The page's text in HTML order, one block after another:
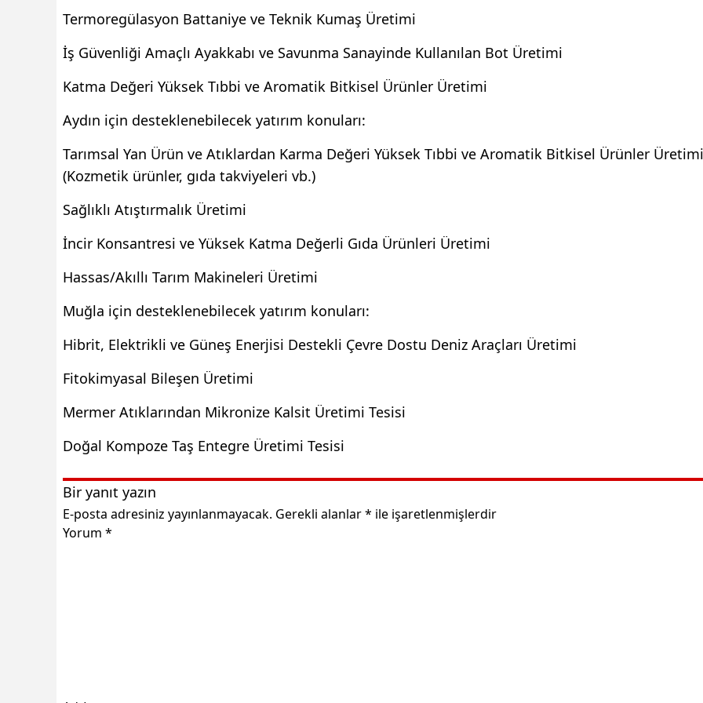
Termoregülasyon Battaniye ve Teknik Kumaş Üretimi
İş Güvenliği Amaçlı Ayakkabı ve Savunma Sanayinde Kullanılan Bot Üretimi
Katma Değeri Yüksek Tıbbi ve Aromatik Bitkisel Ürünler Üretimi
Aydın için desteklenebilecek yatırım konuları:
Tarımsal Yan Ürün ve Atıklardan Karma Değeri Yüksek Tıbbi ve Aromatik Bitkisel Ürünler Üretimi
(Kozmetik ürünler, gıda takviyeleri vb.)
Sağlıklı Atıştırmalık Üretimi
İncir Konsantresi ve Yüksek Katma Değerli Gıda Ürünleri Üretimi
Hassas/Akıllı Tarım Makineleri Üretimi
Muğla için desteklenebilecek yatırım konuları:
Hibrit, Elektrikli ve Güneş Enerjisi Destekli Çevre Dostu Deniz Araçları Üretimi
Fitokimyasal Bileşen Üretimi
Mermer Atıklarından Mikronize Kalsit Üretimi Tesisi
Doğal Kompoze Taş Entegre Üretimi Tesisi
Bir yanıt yazın
E-posta adresiniz yayınlanmayacak. Gerekli alanlar* ile işaretlenmişlerdir
Yorum *